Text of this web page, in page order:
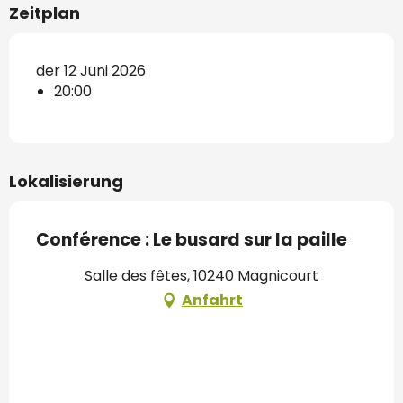
Zeitplan
der 12 Juni 2026
20:00
Lokalisierung
Conférence : Le busard sur la paille
Salle des fêtes, 10240 Magnicourt
Anfahrt